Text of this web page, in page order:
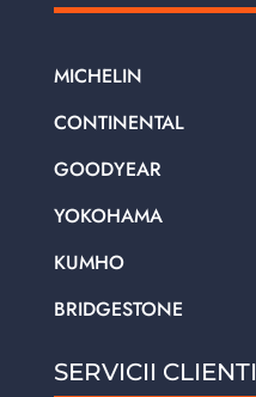
MICHELIN
CONTINENTAL
GOODYEAR
YOKOHAMA
KUMHO
BRIDGESTONE
SERVICII CLIENTI